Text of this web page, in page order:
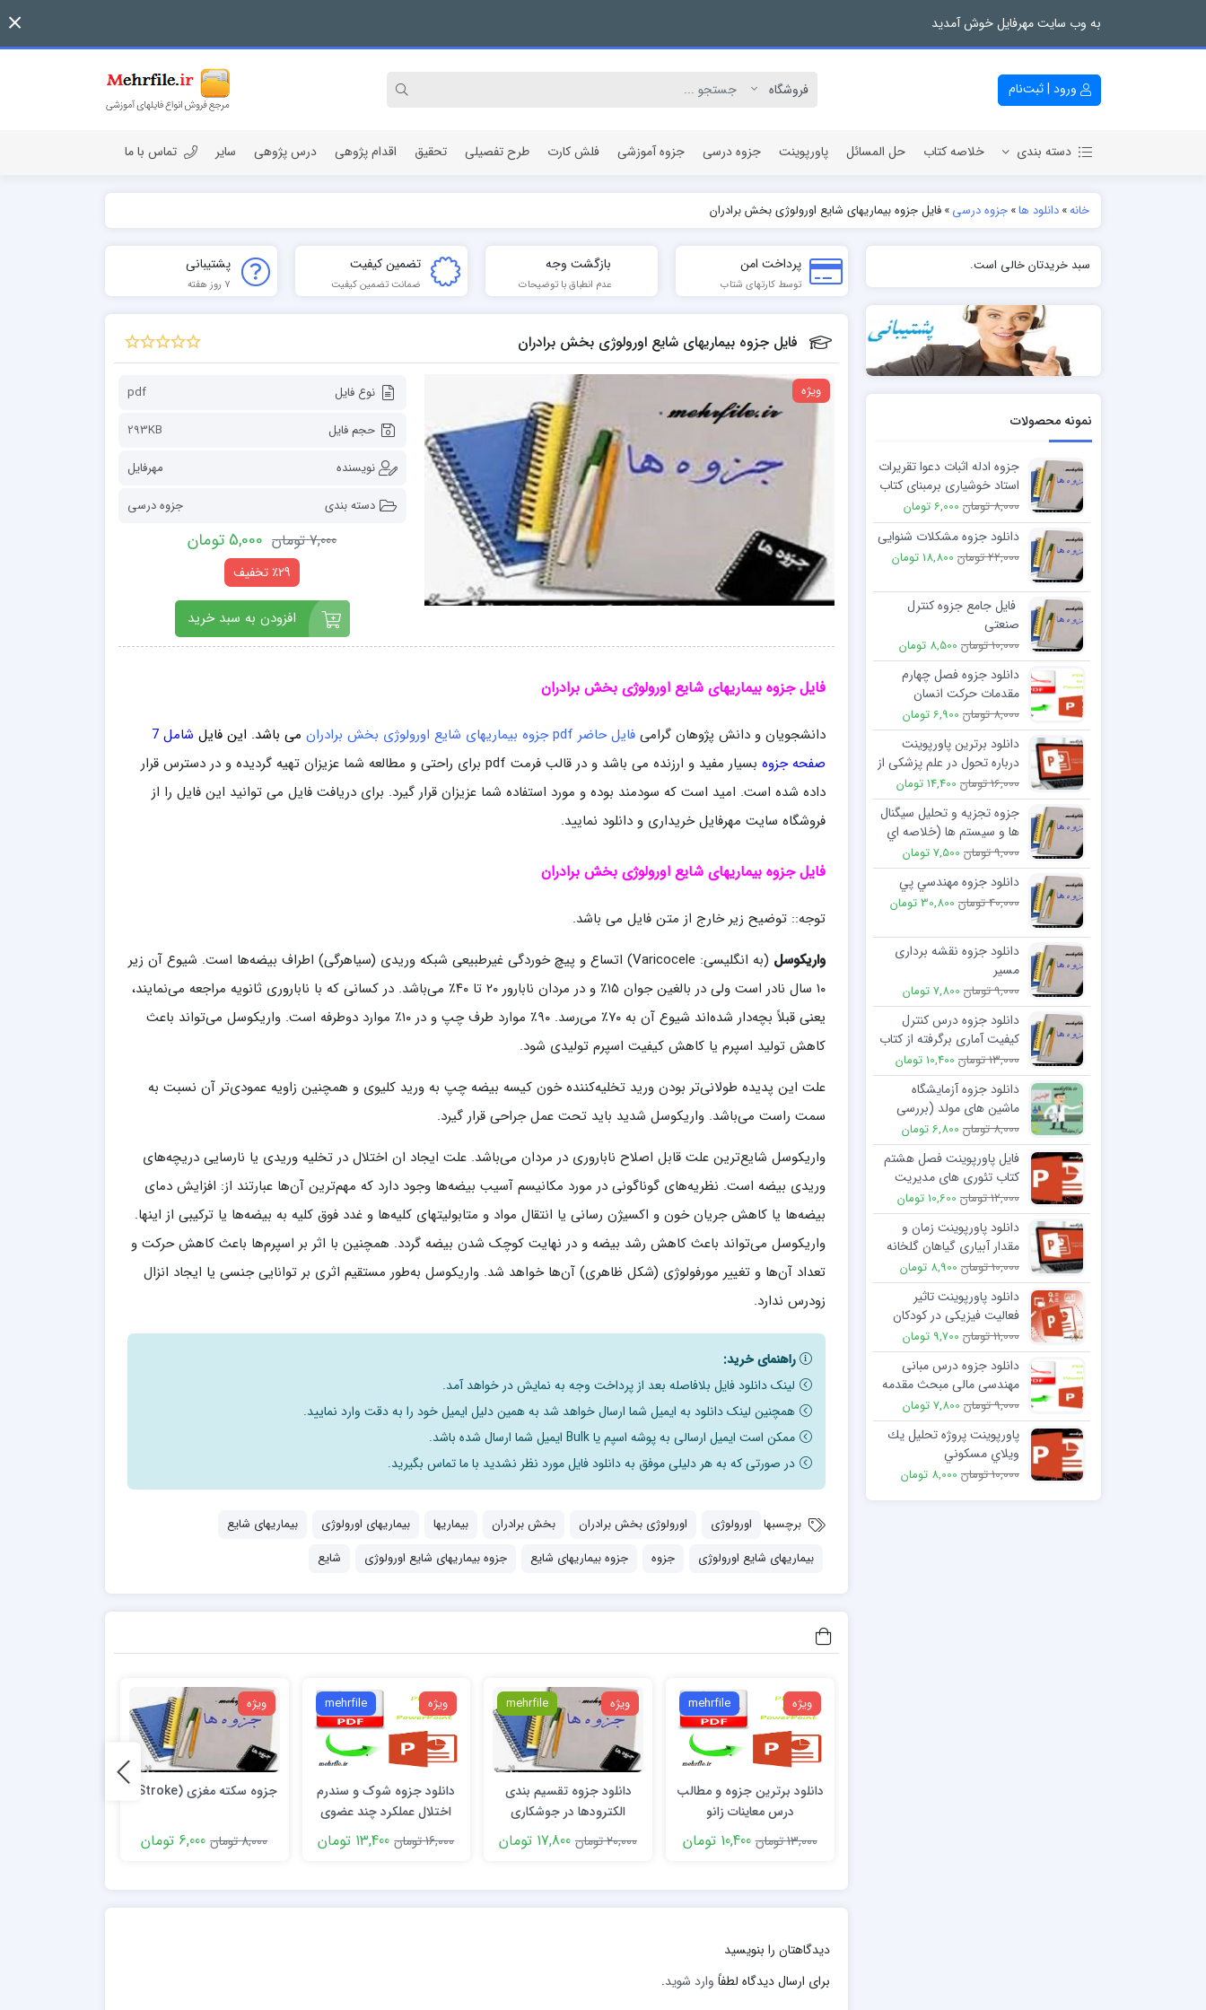
به وب سایت مهرفایل خوش آمدید
ورود | ثبت‌نام
دسته بندی
مقاله پژوهشی
خلاصه کتاب حل المسائل پاورپوینت جزوه درسی جزوه آموزشی فلش کارت طرح تفصیلی تحقیق اقدام پژوهی درس پژوهی سایر تماس با ما
خانه»دانلود ها»جزوه درسی»فایل جزوه بیماریهای شایع اورولوژی بخش برادران
پرداخت امن
توسط کارتهای شتاب
بازگشت وجه
عدم انطباق با توضیحات
تضمین کیفیت
ضمانت تضمین کیفیت
پشتیبانی
7 روز هفته
فایل جزوه بیماریهای شایع اورولوژی بخش برادران
ویژه نوع فایل
pdf
حجم فایل
293KB
نویسنده
مهرفایل
دسته بندی
جزوه درسی
7,000 تومان 5,000 تومان
٪29 تخفیف
افزودن به سبد خرید
فایل جزوه بیماریهای شایع اورولوژی بخش برادران
دانشجویان و دانش پژوهان گرامی فایل حاضر pdf جزوه بیماریهای شایع اورولوژی بخش برادران می باشد. این فایل
شامل 7
صفحه جزوه بسیار مفید و ارزنده می باشد و در قالب فرمت pdf
برای راحتی و مطالعه شما عزیزان تهیه گردیده و در دسترس قرار
داده شده است. امید است که سودمند بوده و مورد استفاده شما عزیزان قرار گیرد. برای دریافت فایل می توانید این فایل را از
فروشگاه سایت مهرفایل خریداری و دانلود نمایید.
فایل جزوه بیماریهای شایع اورولوژی بخش برادران
توجه:: توضیح زیر خارج از متن فایل می باشد.
واریکوسل (به انگلیسی: Varicocele) اتساع و پیچ خوردگی غیرطبیعی شبکه وریدی (سیاهرگی) اطراف بیضه‌ها است. شیوع آن زیر
۱۰ سال نادر است ولی در بالغین جوان ۱۵٪ و در مردان نابارور ۲۰ تا ۴۰٪ می‌باشد. در کسانی که با ناباروری ثانویه مراجعه می‌نمایند،
یعنی قبلاً بچه‌دار شده‌اند شیوع آن به ۷۰٪ می‌رسد. ۹۰٪ موارد طرف چپ و در ۱۰٪ موارد دوطرفه است. واریکوسل می‌تواند باعث
کاهش تولید اسپرم یا کاهش کیفیت اسپرم تولیدی شود.
علت این پدیده طولانی‌تر بودن ورید تخلیه‌کننده خون کیسه بیضه چپ به ورید کلیوی و همچنین زاویه عمودی‌تر آن نسبت به
سمت راست می‌باشد. واریکوسل شدید باید تحت عمل جراحی قرار گیرد.
واریکوسل شایع‌ترین علت قابل اصلاح ناباروری در مردان می‌باشد. علت ایجاد ان اختلال در تخلیه وریدی یا نارسایی دریچه‌های
وریدی بیضه است. نظریه‌های گوناگونی در مورد مکانیسم آسیب بیضه‌ها وجود دارد که مهم‌ترین آن‌ها عبارتند از: افزایش دمای
بیضه‌ها یا کاهش جریان خون و اکسیژن رسانی یا انتقال مواد و متابولیتهای کلیه‌ها و غدد فوق کلیه به بیضه‌ها یا ترکیبی از اینها.
واریکوسل می‌تواند باعث کاهش رشد بیضه و در نهایت کوچک شدن بیضه گردد. همچنین با اثر بر اسپرم‌ها باعث کاهش حرکت و
تعداد آن‌ها و تغییر مورفولوژی (شکل ظاهری) آن‌ها خواهد شد. واریکوسل به‌طور مستقیم اثری بر توانایی جنسی یا ایجاد انزال
زودرس ندارد.
راهنمای خرید:
لینک دانلود فایل بلافاصله بعد از پرداخت وجه به نمایش در خواهد آمد.
همچنین لینک دانلود به ایمیل شما ارسال خواهد شد به همین دلیل ایمیل خود را به دقت وارد نمایید.
ممکن است ایمیل ارسالی به پوشه اسپم یا Bulk ایمیل شما ارسال شده باشد.
در صورتی که به هر دلیلی موفق به دانلود فایل مورد نظر نشدید با ما تماس بگیرید.
برچسبها اورولوژی اورولوژی بخش برادران بخش برادران بیماریها بیماریهای اورولوژی
بیماریهای شایع
بیماریهای شایع اورولوژی
جزوه جزوه بیماریهای شایع جزوه بیماریهای شایع اورولوژی شایع
ویژه mehrfile
دانلود برترین جزوه و مطالب
درس معاینات زانو
13,000 تومان
10,400 تومان
ویژه mehrfile
دانلود جزوه تقسیم بندی
الکترودها در جوشکاری
20,000 تومان
17,800 تومان
ویژه mehrfile
دانلود جزوه شوک و سندرم
اختلال عملکرد چند عضوی
(مفاهیم پایه شوک)16,000 تومان 13,400 تومان
ویژه
جزوه سکته مغزی (Stroke)
8,000 تومان 6,000 تومان
دیدگاهتان را بنویسید
برای ارسال دیدگاه لطفاً وارد شوید.
سبد خریدتان خالی است.
نمونه محصولات
جزوه ادله اثبات دعوا تقریرات
استاد خوشیاری برمبنای کتاب
دکتر شمس و دکتر دیّانی
8,000 تومان 6,000 تومان
دانلود جزوه مشکلات شنوایی
22,000 تومان 18,800 تومان
فایل جامع جزوه کنترل
صنعتی
10,000 تومان 8,500 تومان
دانلود جزوه فصل چهارم
مقدمات حرکت انسان
(تعادل) منبع بیومکانیک
ورزشی
8,000 تومان 6,900 تومان
دانلود برترین پاورپوینت
درباره تحول در علم پزشكی از
طریق اكتشاف NIH
16,000 تومان 14,400 تومان
جزوه تجزیه و تحلیل سیگنال
ها و سیستم ها (خلاصه اي
از مهمترین نکات و فرمولها)
9,000 تومان 7,500 تومان
دانلود جزوه مهندسي پي
40,000 تومان 30,800 تومان
دانلود جزوه نقشه برداری
مسیر
9,000 تومان 7,800 تومان
دانلود جزوه درس کنترل
کیفیت آماری برگرفته از کتاب
دکتر محمد بامنی مقدم
13,000 تومان 10,400 تومان
دانلود جزوه آزمایشگاه
ماشین های مولد (بررسی
انواع مولد های جریان
مستقیم)
8,000 تومان 6,800 تومان
فایل پاورپوینت فصل هشتم
کتاب تئوری های مدیریت
پیشرفته
12,000 تومان 10,600 تومان
دانلود پاورپوینت زمان و
مقدار آبیاری گیاهان گلخانه
ای
10,000 تومان 8,900 تومان
دانلود پاورپوینت تاثیر
فعالیت فیزیکی در کودکان
دارای ناتوانی جسمی
11,000 تومان 9,700 تومان
دانلود جزوه درس مبانی
مهندسی مالی مبحث مقدمه
ای بر ابزارهای مشتقه
9,000 تومان 7,800 تومان
پاورپوینت پروژه تحليل يك
ويلاي مسكوني
10,000 تومان 8,000 تومان